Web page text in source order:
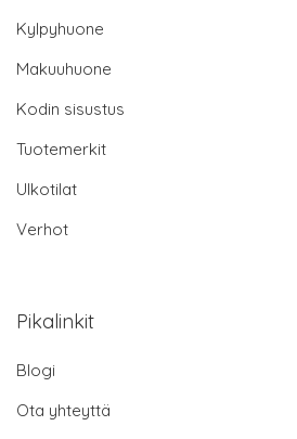
Kylpyhuone
Makuuhuone
Kodin sisustus
Tuotemerkit
Ulkotilat
Verhot
Pikalinkit
Blogi
Ota yhteyttä